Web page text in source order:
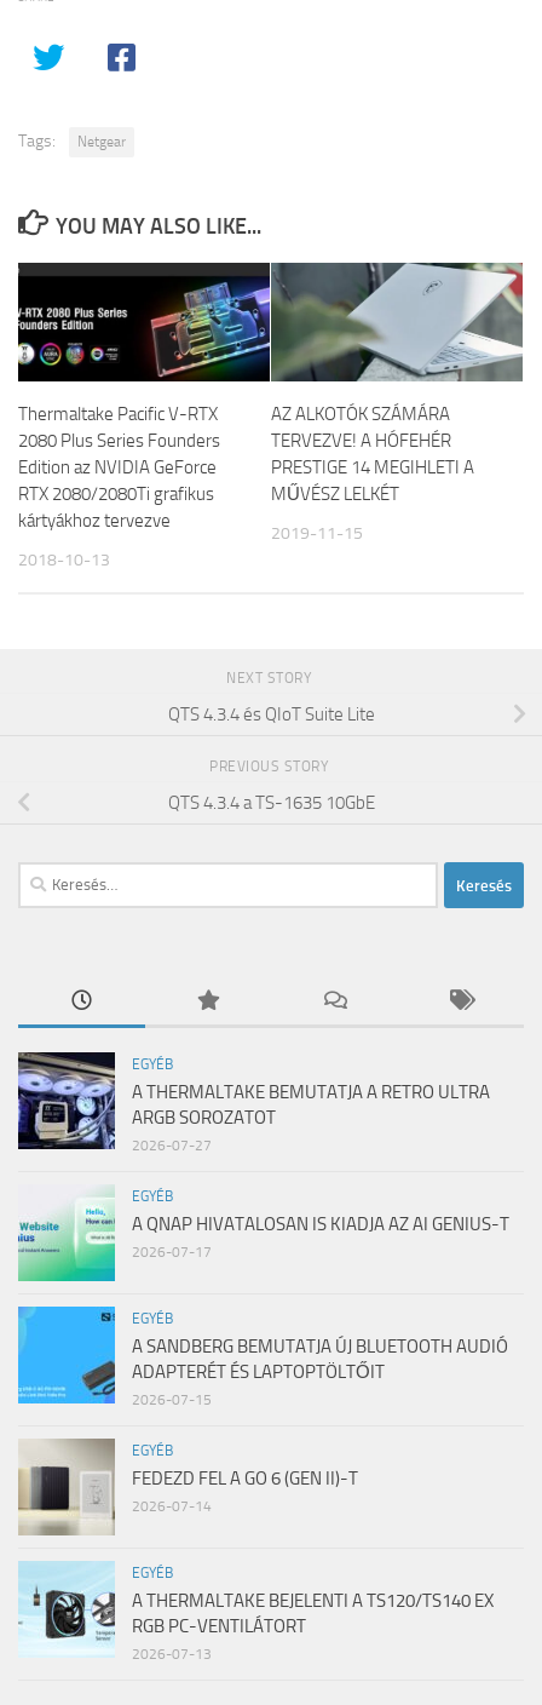
Tags: Netgear
YOU MAY ALSO LIKE...
Thermaltake Pacific V-RTX
2080 Plus Series Founders
Edition az NVIDIA GeForce
RTX 2080/2080Ti grafikus
kártyákhoz tervezve
2018-10-13
AZ ALKOTÓK SZÁMÁRA
TERVEZVE! A HÓFEHÉR
PRESTIGE 14 MEGIHLETI A
MŰVÉSZ LELKÉT
2019-11-15
NEXT STORY
QTS 4.3.4 és QIoT Suite Lite
PREVIOUS STORY
QTS 4.3.4 a TS-1635 10GbE
Keresés:
EGYÉB
A THERMALTAKE BEMUTATJA A RETRO ULTRA
ARGB SOROZATOT
2026-07-27
EGYÉB
A QNAP HIVATALOSAN IS KIADJA AZ AI GENIUS-T
2026-07-17
EGYÉB
A SANDBERG BEMUTATJA ÚJ BLUETOOTH AUDIÓ
ADAPTERÉT ÉS LAPTOPTÖLTŐIT
2026-07-15
EGYÉB
FEDEZD FEL A GO 6 (GEN II)-T
2026-07-14
EGYÉB
A THERMALTAKE BEJELENTI A TS120/TS140 EX
RGB PC-VENTILÁTORT
2026-07-13